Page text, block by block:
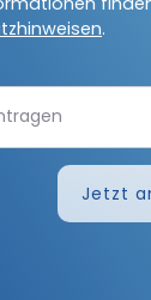
kündigen
.
Jetzt